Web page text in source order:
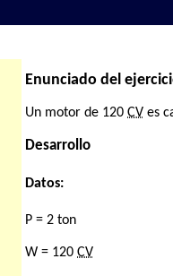
Enunciado del
Un motor de 120CV es
Desarrollo
Datos:
P = 2 ton
W = 120CV